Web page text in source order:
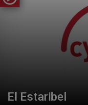
El Estaribel